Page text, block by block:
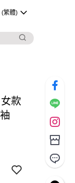
(繁體)
款